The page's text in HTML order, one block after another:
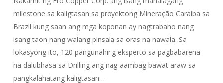
milestone sa kaligtasan sa proyektong Mineração Caraíba sa
Brazil kung saan ang mga koponan ay nagtrabaho nang
isang taon nang walang pinsala sa oras na nawala. Sa
lokasyong ito, 120 pangunahing eksperto sa pagbabarena
na dalubhasa sa Drilling ang nag-aambag bawat araw sa
pangkalahatang kaligtasan…